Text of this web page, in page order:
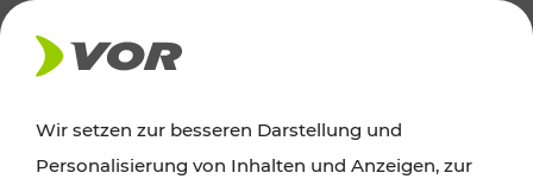
AKTUELLES
Wir setzen zur besseren Darstellung und
Personalisierung von Inhalten und Anzeigen, zur